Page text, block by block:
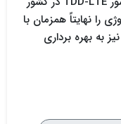
را نهایتاً همزمان با
به بهره برداری